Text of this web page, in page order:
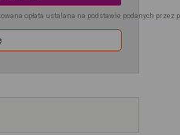
opłata ustalana na podstawie podanych przez